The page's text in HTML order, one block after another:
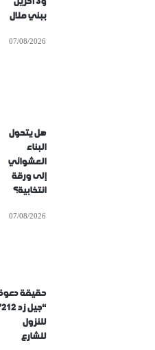
ببني ملال
07/08/2026
هل يتحول
البناء
العشوائي
إلى ورقة
انتخابية؟
07/08/2026
حقيقة
للنزول
للشارع